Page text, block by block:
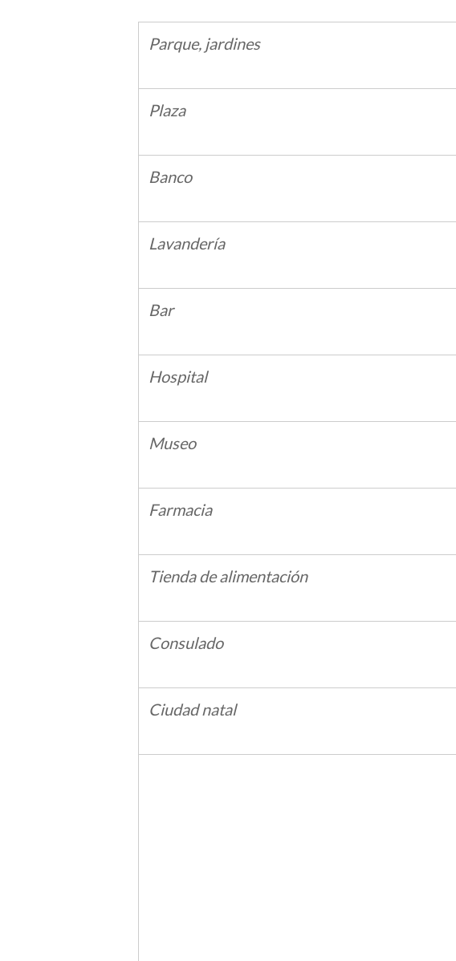
Parque, jardines
Plaza
Banco
Lavandería
Bar
Hospital
Museo
Farmacia
Tienda de alimentación
Consulado
Ciudad natal